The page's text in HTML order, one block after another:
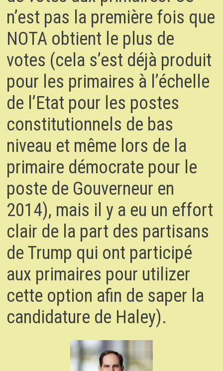
n’est pas la première fois que
NOTA obtient le plus de
votes (cela s’est déjà produit
pour les primaires à l’échelle
de l’Etat pour les postes
constitutionnels de bas
niveau et même lors de la
primaire démocrate pour le
poste de Gouverneur en
2014), mais il y a eu un effort
clair de la part des partisans
de Trump qui ont participé
aux primaires pour utilizer
cette option afin de saper la
candidature de Haley).